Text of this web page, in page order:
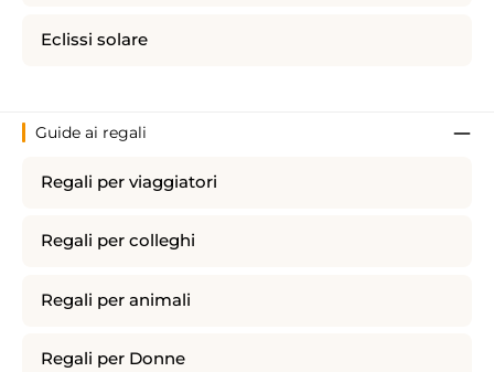
Eclissi solare
Guide ai regali
Regali per viaggiatori
Regali per colleghi
Regali per animali
Regali per Donne